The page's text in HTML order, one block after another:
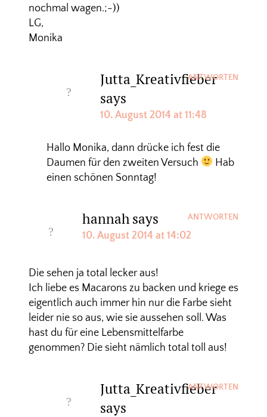
nochmal wagen.;-))
LG,
Monika
Jutta_Kreativfieber
says
10. August 2014 at 11:48
Hallo Monika, dann drücke ich fest die
Daumen für den zweiten Versuch
Hab
einen schönen Sonntag!
ANTWORTEN
hannahsays
10. August 2014 at 14:02
Die sehen ja total lecker aus!
Ich liebe es Macarons zu backen und kriege es
eigentlich auch immer hin nur die Farbe sieht
leider nie so aus, wie sie aussehen soll. Was
hast du für eine Lebensmittelfarbe
genommen? Die sieht nämlich total toll aus!
ANTWORTEN
Jutta_Kreativfieber
says
ANTWORTEN